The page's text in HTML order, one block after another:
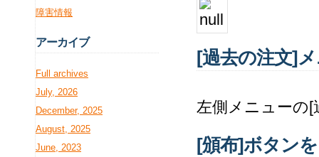
[過去の注文]
左側メニューの
[頒布]ボタン
障害情報
アーカイブ
Full archives
July, 2026
December, 2025
August, 2025
June, 2023